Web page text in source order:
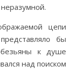
цепи
бы
к душе
над поиском